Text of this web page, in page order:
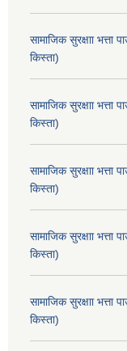
सामाजिक सुरक्षाा
किस्ता)
सामाजिक सुरक्षाा
किस्ता)
सामाजिक सुरक्षाा
किस्ता)
सामाजिक सुरक्षाा
किस्ता)
सामाजिक सुरक्षाा
किस्ता)